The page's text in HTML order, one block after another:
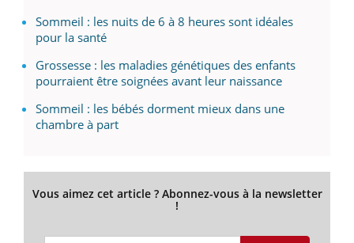
Sommeil : les nuits de 6 à 8 heures sont idéales
pour la santé
Grossesse : les maladies génétiques des enfants
pourraient être soignées avant leur naissance
Sommeil : les bébés dorment mieux dans une
chambre à part
Vous aimez cet article ? Abonnez-vous à la newsletter
!